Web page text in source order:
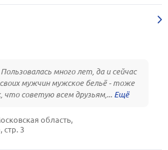
много лет, да и сейчас
мужчин мужское бельё - тоже
что советую всем друзьям,...
область,
стр. 3